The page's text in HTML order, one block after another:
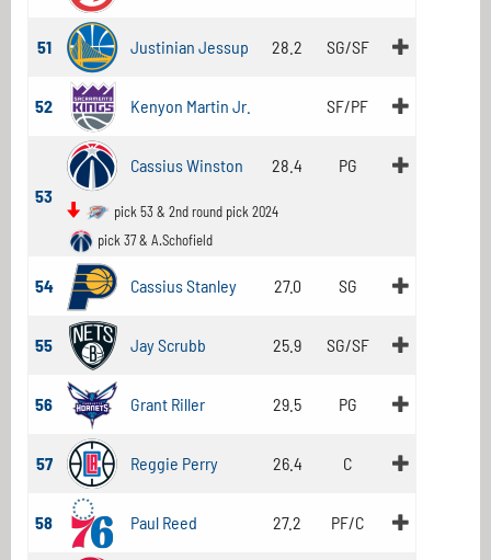
51 Justinian Jessup 28.2 SG/SF
52 Kenyon Martin Jr. SF/PF
53
Cassius Winston 28.4 PG
pick 53 & 2nd round pick 2024
pick 37 & A.Schofield
54 Cassius Stanley 27.0 SG
55 Jay Scrubb 25.9 SG/SF
56 Grant Riller 29.5 PG
57 Reggie Perry 26.4 C
58 Paul Reed 27.2 PF/C